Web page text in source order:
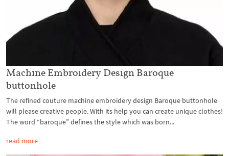
Machine Embroidery Design Baroque
buttonhole
The refined couture machine embroidery design Baroque buttonhole
will please creative people. With its help you can create unique clothes!
The word “baroque” defines the style which was born...
read more